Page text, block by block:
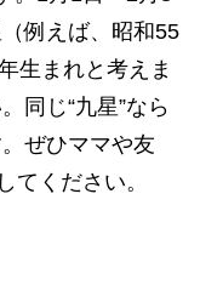
例えば、昭和55
生まれと考えま
同じ“九星”なら
ぜひママや友
てください。